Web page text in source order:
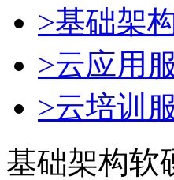
>基础架
>云应用
>云培训
基础架构软